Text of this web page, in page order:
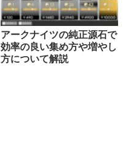
アークナイツの純正源石で
効率の良い集め方や増やし
方について解説